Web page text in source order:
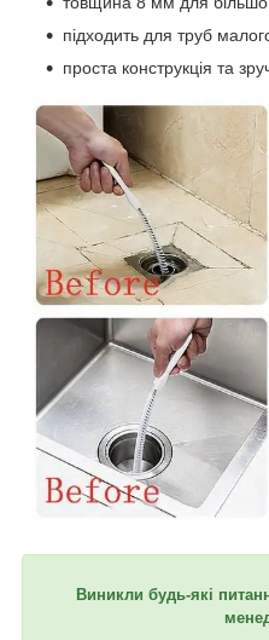
підходить для труб
проста конструкція та
Виникли будь-які